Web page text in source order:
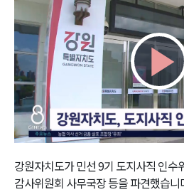
강원자치도가 민선 9기 도지사직 인수
감사위원회 사무국장 등을 파견했습니